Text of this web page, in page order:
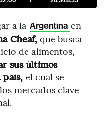
a la Argentina en
Cheaf,que busca
de alimentos,
sus últimos
país, el cual se
mercados clave